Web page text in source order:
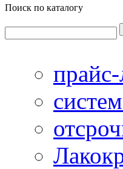
Поиск по каталогу